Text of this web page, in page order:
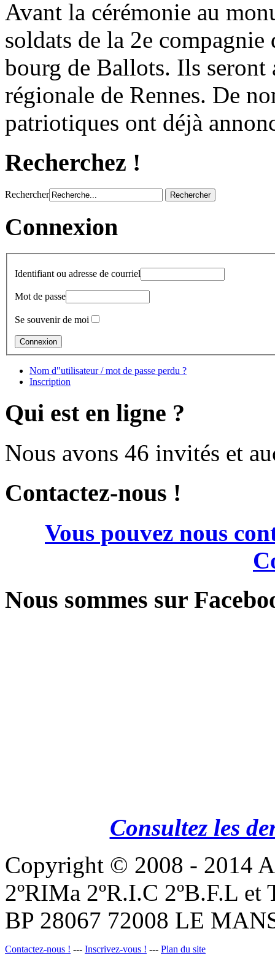
Avant la cérémonie au
soldats de la 2e
bourg de Ballots. Ils seront
régionale de Rennes. De
patriotiques ont déjà
Recherchez !
Rechercher
Connexion
Identifiant ou adresse de courriel
Mot de passe
Se souvenir de moi
Nom d"utilisateur / mot de passe perdu ?
Inscription
Qui est en ligne ?
Nous avons 46 invités et
Contactez-nous !
Vous pouvez nous
Nous sommes sur
Consultez les
Copyright © 2008 - 2014
2ºRIMa 2ºR.I.C 2ºB.F.L
BP 28067 72008 LE
Contactez-nous ! --- Inscrivez-vous ! --- Plan du site